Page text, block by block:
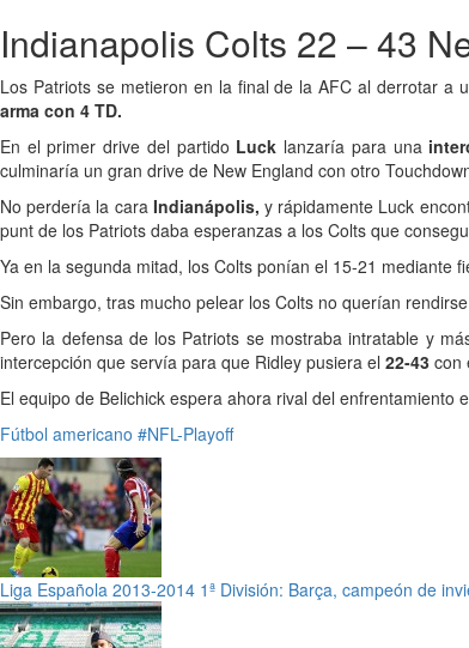
Indianapolis Colts 22 – 43
Los Patriots se metieron en la final de la AFC al derrotar a
arma con 4 TD.
En el primer drive del partido Luck lanzaría para una
culminaría un gran drive de New England con otro
No perdería la cara Indianápolis, y rápidamente Luck
punt de los Patriots daba esperanzas a los Colts que
Ya en la segunda mitad, los Colts ponían el 15-21 mediante
Sin embargo, tras mucho pelear los Colts no querían
Pero la defensa de los Patriots se mostraba intratable y
intercepción que servía para que Ridley pusiera el 22-43 con
El equipo de Belichick espera ahora rival del enfrentamiento
Fútbol americano #NFL-Playoff
Liga Española 2013-2014 1ª División: Barça, campeón de